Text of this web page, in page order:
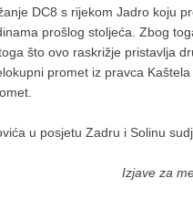
DC8 s rijekom Jadro koju
prošlog stoljeća. Zbog
što ovo raskrižje pristavlja
promet iz pravca
u posjetu Zadru i Solinu
Izjave za